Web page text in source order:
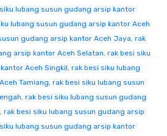
lubang susun gudang arsip kantor
lubang susun gudang arsip kantor Aceh
gudang arsip kantor Aceh Jaya, rak
arsip kantor Aceh Selatan, rak besi siku
Aceh Singkil, rak besi siku lubang
Tamiang, rak besi siku lubang susun
, rak besi siku lubang susun gudang
, rak besi siku lubang susun gudang arsip
lubang susun gudang arsip kantor